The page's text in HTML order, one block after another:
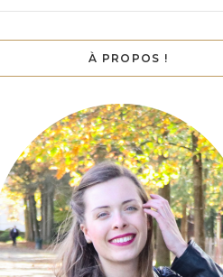
À PROPOS !